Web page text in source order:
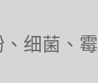
细菌、